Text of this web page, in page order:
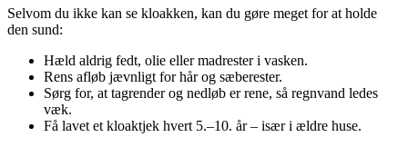
Selvom du ikke kan se kloakken, kan du gøre meget for at holde
den sund:
Hæld aldrig fedt, olie eller madrester i vasken.
Rens afløb jævnligt for hår og sæberester.
Sørg for, at tagrender og nedløb er rene, så regnvand ledes
væk.
Få lavet et kloaktjek hvert 5.–10. år – især i ældre huse.